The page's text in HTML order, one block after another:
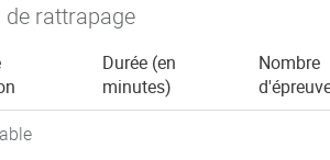
de rattrapage
Durée (en
minutes)
Nombre